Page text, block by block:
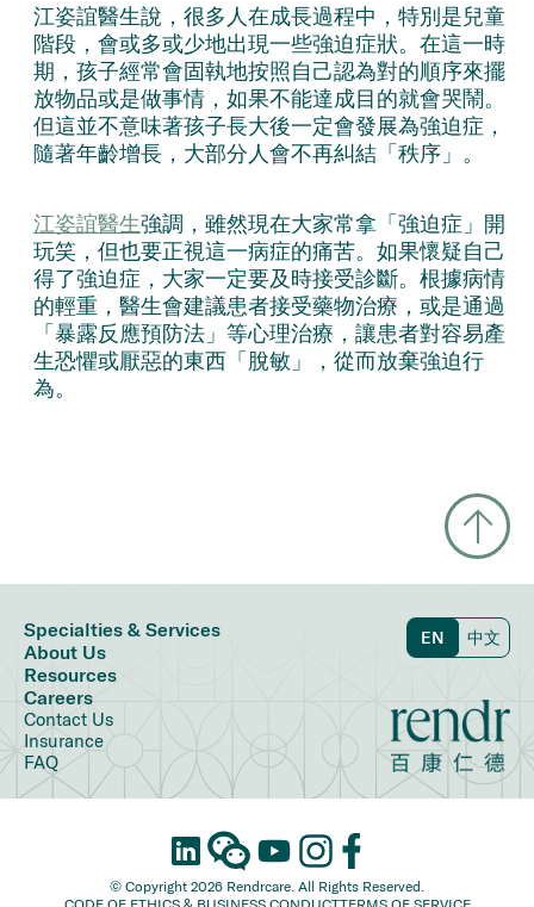
江姿誼醫生說，很多人在成長過程中，特別是兒童
階段，會或多或少地出現一些強迫症狀。在這一時
期，孩子經常會固執地按照自己認為對的順序來擺
放物品或是做事情，如果不能達成目的就會哭鬧。
但這並不意味著孩子長大後一定會發展為強迫症，
隨著年齡增長，大部分人會不再糾結「秩序」。
江姿誼醫生強調，雖然現在大家常拿「強迫症」開
玩笑，但也要正視這一病症的痛苦。如果懷疑自己
得了強迫症，大家一定要及時接受診斷。根據病情
的輕重，醫生會建議患者接受藥物治療，或是通過
「暴露反應預防法」等心理治療，讓患者對容易產
生恐懼或厭惡的東西「脫敏」，從而放棄強迫行
為。
Specialties & Services
About Us
Resources
Careers
Contact Us
Insurance
FAQ
EN 中文
CODE OF ETHICS & BUSINESS CONDUCTTERMS OF SERVICE
© Copyright 2026 Rendrcare. All Rights Reserved.